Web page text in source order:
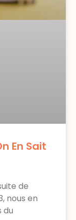
En Sait
de
nous en
du